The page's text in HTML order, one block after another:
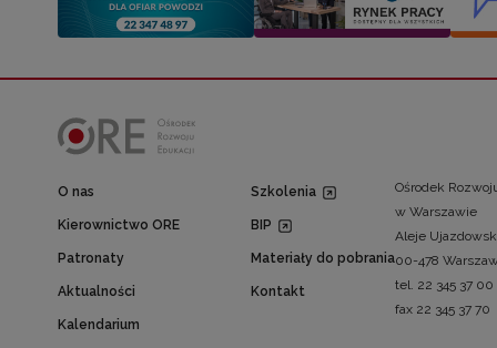
O nas
Kierownictwo ORE
Patronaty
Aktualności
Kalendarium
Szkolenia
BIP
Materiały do pobrania
Kontakt
Ośrodek
w Warszawie
Aleje
00-478
tel. 22 345 37 00
fax 22 345 37 70